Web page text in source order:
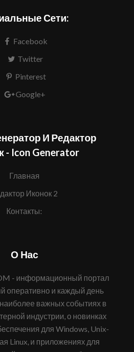
Сети:
Facebook
Twitter
Pinterest
Google+
И Редактор
- Icon Generator
Главная
Иконок 2
Контакты:
О Нас
оперативно и каждый день
важных событиях в
индустрии, о новинках
для Windows, Unix-
Linux, и приложениях для